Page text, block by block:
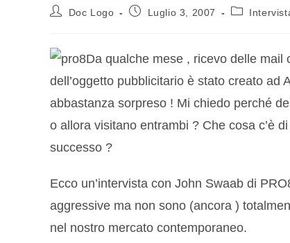
Doc Logo Luglio 3, 2007
Da qualche mese , ricevo delle mail
dell’oggetto pubblicitario è stato creato ad
abbastanza sorpreso ! Mi chiedo perché
o allora visitano entrambi ? Che cosa c’è
successo ?
Ecco un’intervista con John Swaab di
aggressive ma non sono (ancora )
nel nostro mercato contemporaneo.